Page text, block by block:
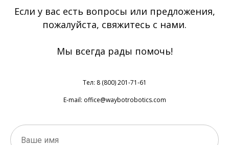
Если у вас есть вопросы или предложения,
пожалуйста, свяжитесь с нами.
Мы всегда рады помочь!
Тел: 8 (800) 201-71-61
E-mail: office@waybotrobotics.com